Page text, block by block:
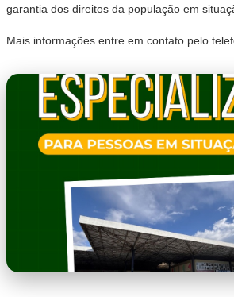
garantia dos direitos da população em
Mais informações entre em contato pelo